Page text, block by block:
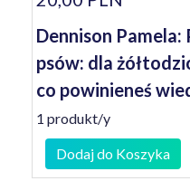
Dennison
psów: dla
co powinieneś
1 produkt/y
Dodaj do Koszyka